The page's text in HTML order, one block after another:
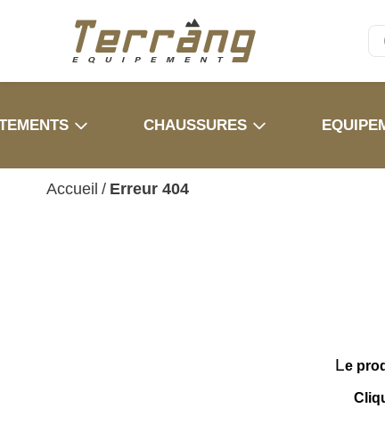
CHAUSSURES
Accueil / Erreur 404
Le